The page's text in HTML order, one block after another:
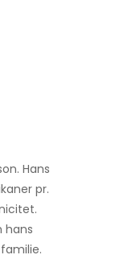
Hans
pr.
hans